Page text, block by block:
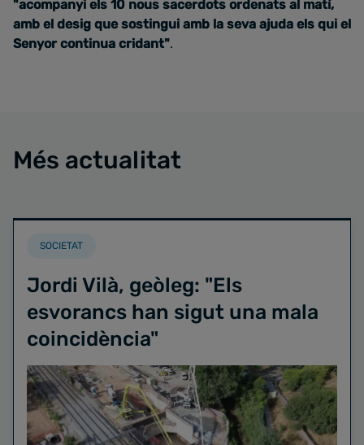
"acompanyi els 10 nous sacerdots ordenats al matí,
amb el desig que sostingui amb la seva ajuda els qui el
Senyor continua cridant".
Més actualitat
SOCIETAT
Jordi Vilà, geòleg: "Els
esvorancs han sigut una mala
coincidència"